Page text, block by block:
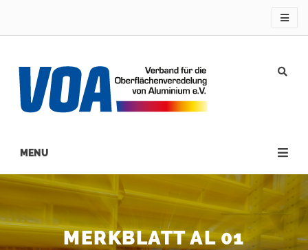
navigation
MERKBLATT AL 01